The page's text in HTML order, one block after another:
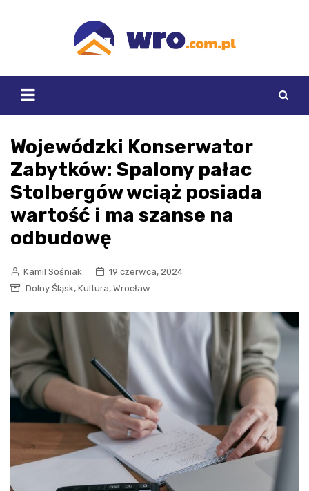
Wojewódzki Konserwator
Zabytków: Spalony pałac
Stolbergów wciąż posiada
wartość i ma szanse na
odbudowę
Kamil Sośniak
19 czerwca, 2024
Dolny Śląsk, Kultura, Wrocław